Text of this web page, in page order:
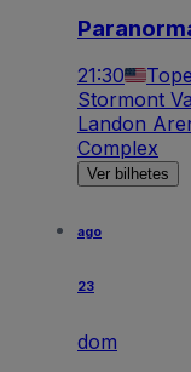
21:30
Stormont
Landon
Complex
Ver bilhetes
ago
23
dom